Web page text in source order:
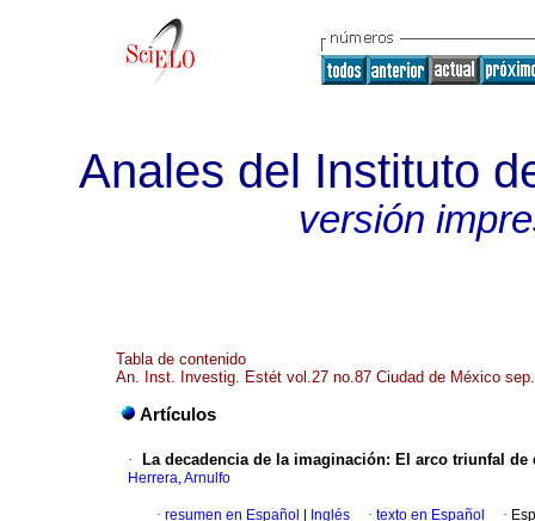
Anales del Instituto
versión
Tabla de contenido
An. Inst. Investig. Estét vol.27 no.87 Ciudad de México
Artículos
· La decadencia de la imaginación: El arco triunfal de
Herrera, Arnulfo
· resumen en Español Inglés · texto en Español ·